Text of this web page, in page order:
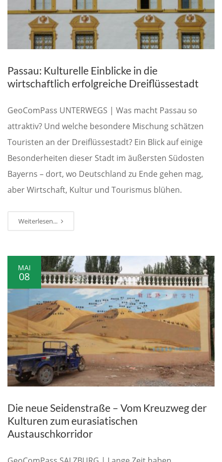
Passau: Kulturelle Einblicke in die
wirtschaftlich erfolgreiche Dreiflüssestadt
GeoComPass UNTERWEGS | Was macht Passau so
attraktiv? Und welche besondere Mischung schätzen
Touristen an der Dreiflüssestadt? Ein Blick auf einige
Besonderheiten dieser Stadt im äußersten Südosten
Bayerns – dort, wo Deutschland zu Ende gehen mag,
aber Wirtschaft, Kultur und Tourismus blühen.
Weiterlesen...
MAI
08
Die neue Seidenstraße – Vom Kreuzweg der
Kulturen zum eurasiatischen
Austauschkorridor